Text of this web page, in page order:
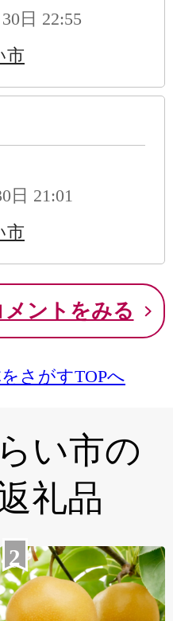
日 22:55
市
日 21:01
市
ントをみる
さがすTOPへ
い市の
礼品
2